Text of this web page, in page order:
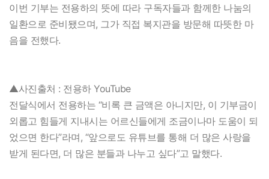
이번 기부는 전용하의 뜻에 따라 구독자들과 함께한 나눔의
일환으로 준비됐으며, 그가 직접 복지관을 방문해 따뜻한 마
음을 전했다.
▲사진출처 : 전용하 YouTube
전달식에서 전용하는 “비록 큰 금액은 아니지만, 이 기부금이
외롭고 힘들게 지내시는 어르신들에게 조금이나마 도움이 되
었으면 한다”라며, “앞으로도 유튜브를 통해 더 많은 사랑을
받게 된다면, 더 많은 분들과 나누고 싶다”고 말했다.